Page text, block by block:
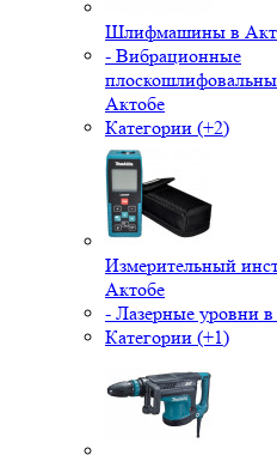
Шлифмашины в
- Вибрационные
Актобе
Категории (+2)
Измерительный
Актобе
- Лазерные уровни
Категории (+1)